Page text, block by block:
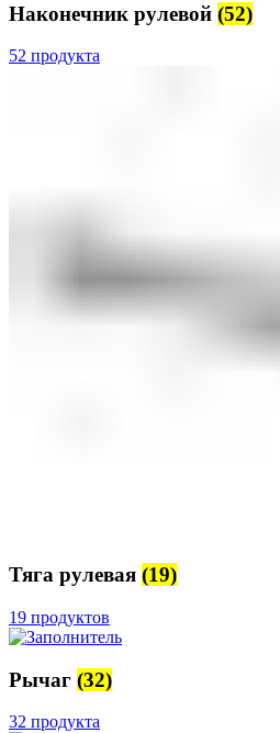
Наконечник рулевой (52)
52 продукта
Тяга рулевая (19)
19 продуктов
Рычаг (32)
32 продукта